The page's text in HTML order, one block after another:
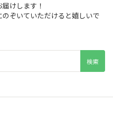
けします！
ぞいていただけると嬉しいで